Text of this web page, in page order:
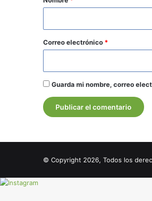
o
*
Correo electrónico *
Guarda mi nombre, correo
© Copyright 2026, Todos los